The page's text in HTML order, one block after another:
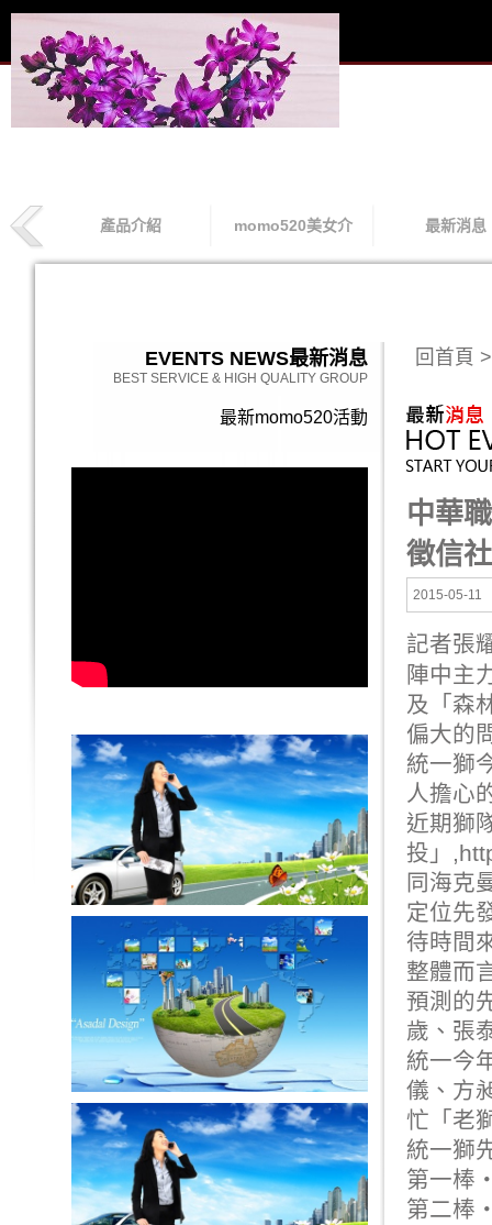
產品介紹 momo520美女介 最新消息
索取專線
EVENTS NEWS最新消息
BEST SERVICE & HIGH QUALITY GROUP
最新momo520活動
回首頁
中華
徵信社
2015-05-11
記者張
陣中主
及「森
偏大的
統一獅
人擔心
近期獅
投」,
同海克
定位先
待時間
整體而
預測的
歲、張
統一今
儀、方
忙「老
統一獅
第一棒
第二棒